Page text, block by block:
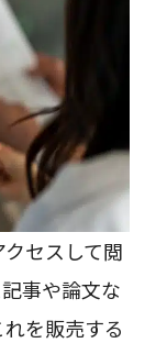
セスして閲
事や論文な
を販売する